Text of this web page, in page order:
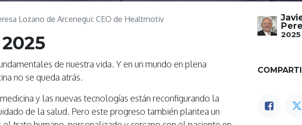
Lozano de Arcenegui: CEO de Healtmotiv
de nuestra vida. Y en un mundo en plena
no se queda atrás.
y las nuevas tecnologías están reconfigurando la
de la salud. Pero este progreso también plantea un
2025